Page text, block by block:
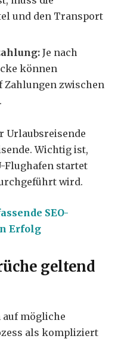
und den Transport
Je nach
können
Zahlungen zwischen
Urlaubsreisende
Wichtig ist,
Flughafen startet
wird.
SEO-
Erfolg
geltend
auf mögliche
als kompliziert